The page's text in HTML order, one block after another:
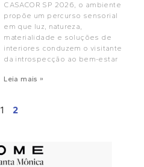
CASACOR SP 2026, o ambiente
propõe um percurso sensorial
em que luz, natureza,
materialidade e soluções de
interiores conduzem o visitante
da introspecção ao bem-estar
Leia mais »
1 2